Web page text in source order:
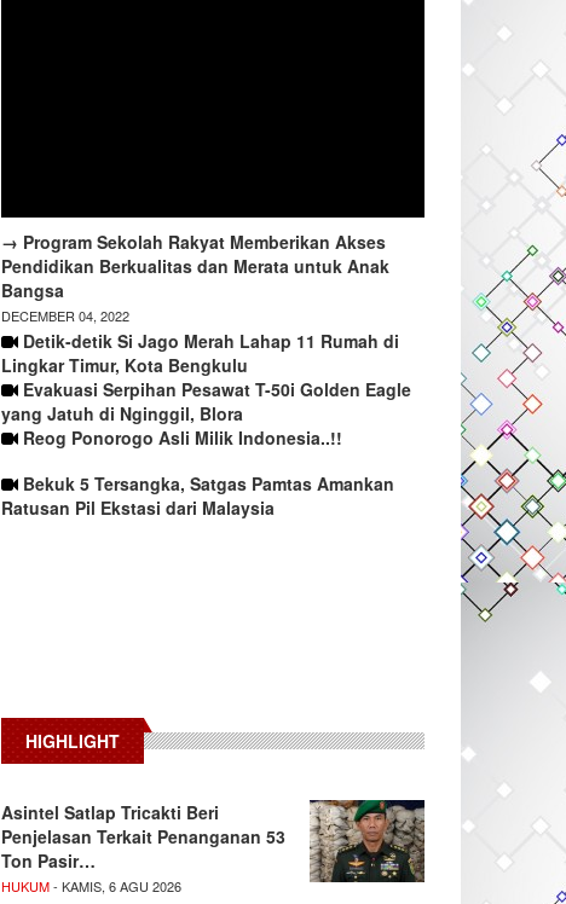
→ Program Sekolah Rakyat Memberikan Akses
Pendidikan Berkualitas dan Merata untuk Anak
Bangsa
DECEMBER 04, 2022
Detik-detik Si Jago Merah Lahap 11 Rumah di
Lingkar Timur, Kota Bengkulu
Evakuasi Serpihan Pesawat T-50i Golden Eagle
yang Jatuh di Nginggil, Blora
Reog Ponorogo Asli Milik Indonesia..!!
Bekuk 5 Tersangka, Satgas Pamtas Amankan
Ratusan Pil Ekstasi dari Malaysia
HIGHLIGHT
Asintel Satlap Tricakti Beri
Penjelasan Terkait Penanganan 53
Ton Pasir…
HUKUM- KAMIS, 6 AGU 2026